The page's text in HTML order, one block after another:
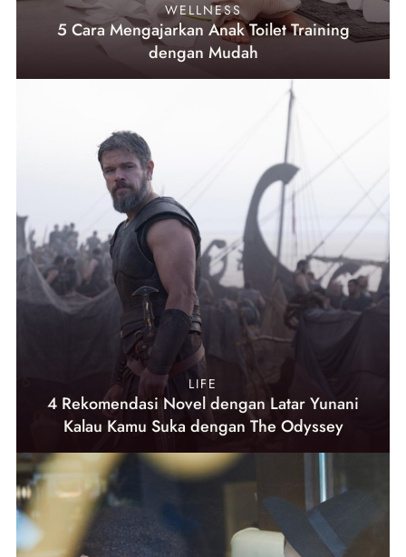
WELLNESS
5 Cara Mengajarkan Anak Toilet Training
dengan Mudah
LIFE
4 Rekomendasi Novel dengan Latar Yunani
Kalau Kamu Suka dengan The Odyssey